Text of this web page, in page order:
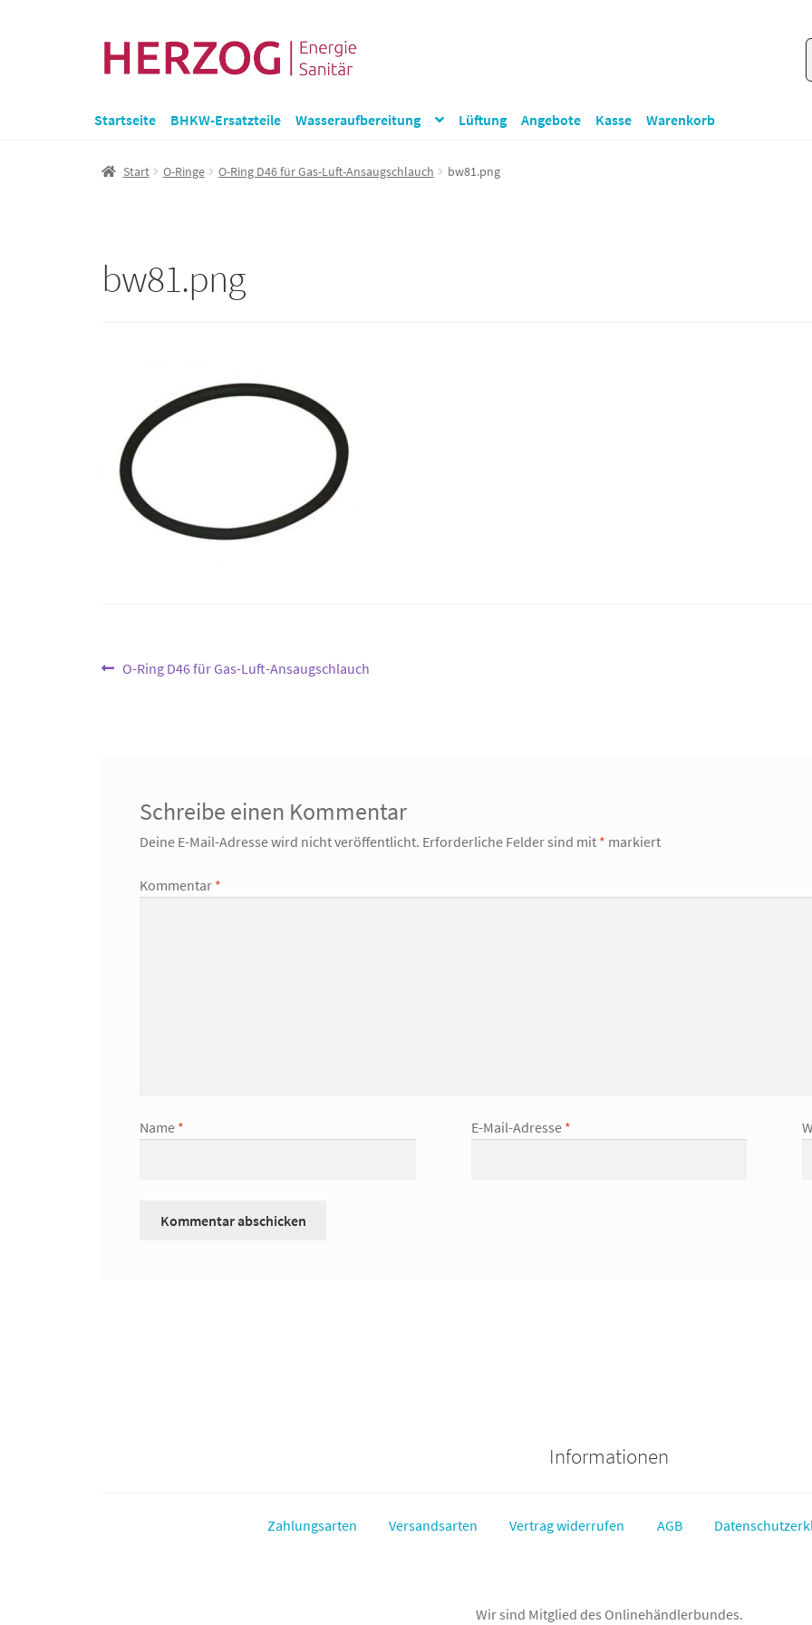
Zur
Navigation
Zum
Inhalt
Startseite BHKW-Ersatzteile Wasseraufbereitung Lüftung Angebote Kasse Warenkorb
Start O-Ringe O-Ring D46 für Gas-Luft-Ansaugschlauch bw81.png
bw81.png
Beitragsnavigation
Vorheriger
O-Ring D46 für Gas-Luft-Ansaugschlauch
Schreibe einen Kommentar
Deine E-Mail-Adresse wird nicht veröffentlicht. Erforderliche Felder sind mit * markiert
Kommentar *
Name * E-Mail-Adresse *
Informationen
Zahlungsarten Versandsarten Vertrag widerrufen AGB
Wir sind Mitglied des Onlinehändlerbundes.